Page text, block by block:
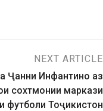
NEXT ARTICLE
Ҷанни Инфантино аз
сохтмонии маркази
футболи Тоҷикистон